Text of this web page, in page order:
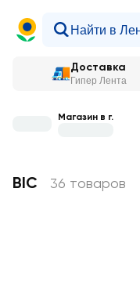
Доставка
Гипер Лента
Магазин в г.
BIC 36 товаров